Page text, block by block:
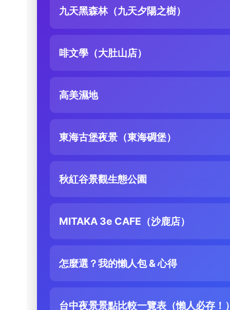
九天黑森林（九天夕陽之樹）
啡文學（大肚山店）
高美濕地
東海古堡夜景（東海碉堡）
秋紅谷景觀生態公園
MITAKA 3e CAFE（沙鹿店）
怎麼選？我的懶人包 & 心得
台中夜景景點比較一覽表（懶人必存！